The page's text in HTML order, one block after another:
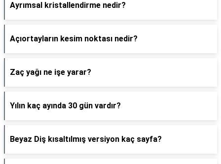
Ayrımsal kristallendirme nedir?
Açıortayların kesim noktası nedir?
Zaç yağı ne işe yarar?
Yılın kaç ayında 30 gün vardır?
Beyaz Diş kısaltılmış versiyon kaç sayfa?